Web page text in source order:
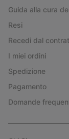
Guida alla cura
Resi
Recedi dal
I miei ordini
Spedizione
Pagamento
Domande